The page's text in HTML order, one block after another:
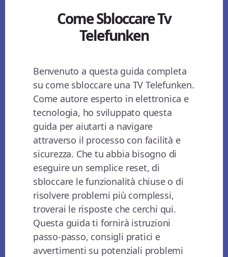
Come Sbloccare Tv
Telefunken
Benvenuto a questa guida completa
su come sbloccare una TV Telefunken.
Come autore esperto in elettronica e
tecnologia, ho sviluppato questa
guida per aiutarti a navigare
attraverso il processo con facilità e
sicurezza. Che tu abbia bisogno di
eseguire un semplice reset, di
sbloccare le funzionalità chiuse o di
risolvere problemi più complessi,
troverai le risposte che cerchi qui.
Questa guida ti fornirà istruzioni
passo-passo, consigli pratici e
avvertimenti su potenziali problemi